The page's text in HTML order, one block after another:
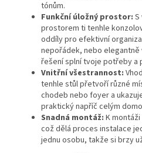
tónům.
Funkční úložný prostor:
prostorem ti tenhle
oddíly pro efektivní
nepořádek, nebo
řešení splní tvoje potřeby a
Vnitřní všestrannost:
tenhle stůl přetvoří různé
chodeb nebo foyer a
praktický napříč celým
Snadná montáž: K
což dělá proces instalace
jednu osobu, takže si brzy